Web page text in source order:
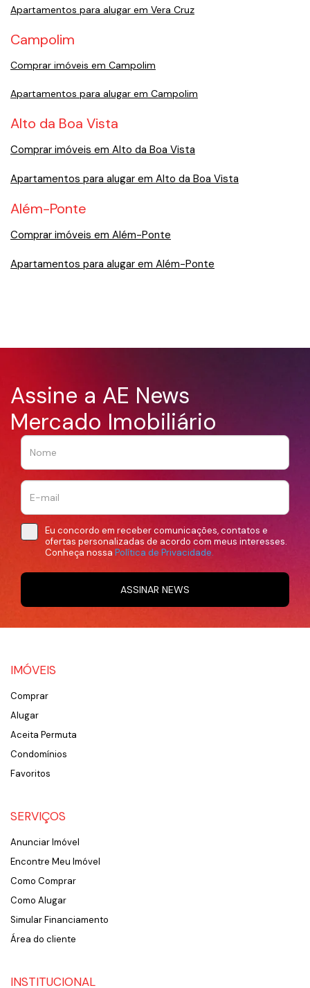
Apartamentos para alugar em Vera Cruz
Campolim
Comprar imóveis em Campolim
Apartamentos para alugar em Campolim
Alto da Boa Vista
Comprar imóveis em Alto da Boa Vista
Apartamentos para alugar em Alto da Boa Vista
Além-Ponte
Comprar imóveis em Além-Ponte
Apartamentos para alugar em Além-Ponte
Assine a AE News
Mercado Imobiliário
Eu concordo em receber comunicações, contatos e
ofertas personalizadas de acordo com meus interesses.
Conheça nossa Política de Privacidade.
ASSINAR NEWS
IMÓVEIS
Comprar
Alugar
Aceita Permuta
Condomínios
Favoritos
SERVIÇOS
Anunciar Imóvel
Encontre Meu Imóvel
Como Comprar
Como Alugar
Simular Financiamento
Área do cliente
INSTITUCIONAL